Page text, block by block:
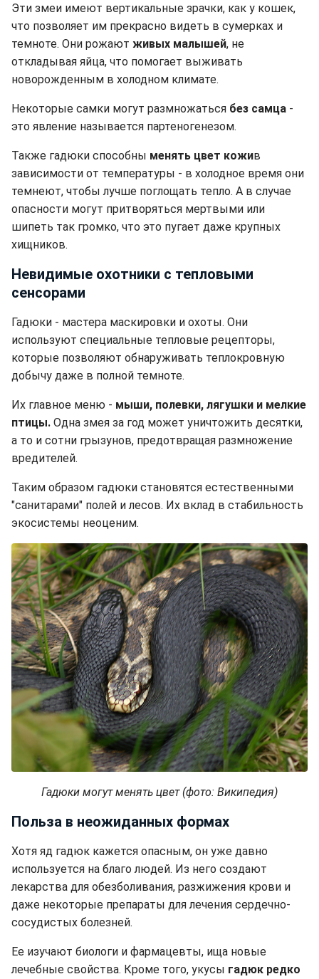
Эти змеи имеют вертикальные зрачки, как у кошек,
что позволяет им прекрасно видеть в сумерках и
темноте. Они рожают живых малышей, не
откладывая яйца, что помогает выживать
новорожденным в холодном климате.
Некоторые самки могут размножаться без самца -
это явление называется партеногенезом.
Также гадюки способны менять цвет кожив
зависимости от температуры - в холодное время они
темнеют, чтобы лучше поглощать тепло. А в случае
опасности могут притворяться мертвыми или
шипеть так громко, что это пугает даже крупных
хищников.
Невидимые охотники с тепловыми
сенсорами
Гадюки - мастера маскировки и охоты. Они
используют специальные тепловые рецепторы,
которые позволяют обнаруживать теплокровную
добычу даже в полной темноте.
Их главное меню - мыши, полевки, лягушки и мелкие
птицы. Одна змея за год может уничтожить десятки,
а то и сотни грызунов, предотвращая размножение
вредителей.
Таким образом гадюки становятся естественными
"санитарами" полей и лесов. Их вклад в стабильность
экосистемы неоценим.
Гадюки могут менять цвет (фото: Википедия)
Польза в неожиданных формах
Хотя яд гадюк кажется опасным, он уже давно
используется на благо людей. Из него создают
лекарства для обезболивания, разжижения крови и
даже некоторые препараты для лечения сердечно-
сосудистых болезней.
Ее изучают биологи и фармацевты, ища новые
лечебные свойства. Кроме того, укусы гадюк редко